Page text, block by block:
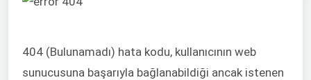
404 (Bulunamadı) hata kodu, kullanıcının web
sunucusuna başarıyla bağlanabildiği ancak istenen